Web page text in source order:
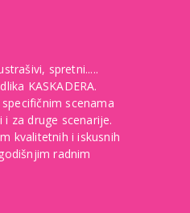
spretni.....
KASKADERA.
scenama
za druge scenarije.
kvalitetnih i iskusnih
radnim